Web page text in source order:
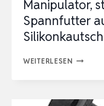
Manipulator,
Spannfutter
WEITERLESEN